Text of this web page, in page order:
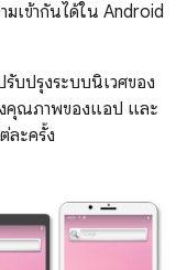
มเข้ากันได้ใน Android
บปรุงระบบนิเวศของ
งคุณภาพของแอป และ
ละครั้ง